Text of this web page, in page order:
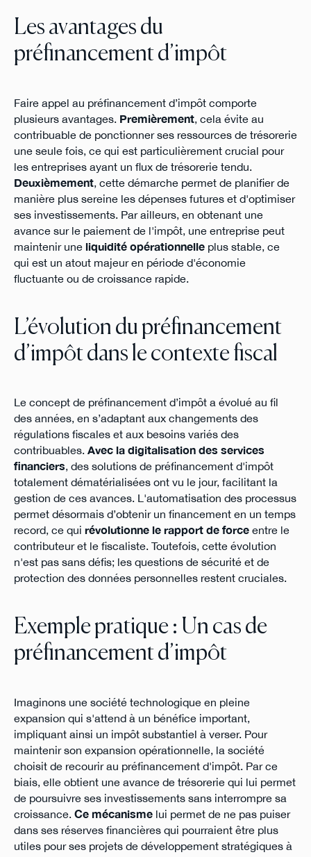
Les avantages du
préfinancement d’impôt
Faire appel au préfinancement d’impôt comporte
plusieurs avantages. Premièrement, cela évite au
contribuable de ponctionner ses ressources de trésorerie
une seule fois, ce qui est particulièrement crucial pour
les entreprises ayant un flux de trésorerie tendu.
Deuxièmement, cette démarche permet de planifier de
manière plus sereine les dépenses futures et d'optimiser
ses investissements. Par ailleurs, en obtenant une
avance sur le paiement de l'impôt, une entreprise peut
maintenir une liquidité opérationnelleplus stable, ce
qui est un atout majeur en période d'économie
fluctuante ou de croissance rapide.
L’évolution du préfinancement
d’impôt dans le contexte fiscal
Le concept de préfinancement d’impôt a évolué au fil
des années, en s’adaptant aux changements des
régulations fiscales et aux besoins variés des
contribuables. Avec la digitalisation des services
financiers, des solutions de préfinancement d'impôt
totalement dématérialisées ont vu le jour, facilitant la
gestion de ces avances. L'automatisation des processus
permet désormais d’obtenir un financement en un temps
record, ce qui révolutionne le rapport de forceentre le
contributeur et le fiscaliste. Toutefois, cette évolution
n'est pas sans défis; les questions de sécurité et de
protection des données personnelles restent cruciales.
Exemple pratique : Un cas de
préfinancement d’impôt
Imaginons une société technologique en pleine
expansion qui s'attend à un bénéfice important,
impliquant ainsi un impôt substantiel à verser. Pour
maintenir son expansion opérationnelle, la société
choisit de recourir au préfinancement d'impôt. Par ce
biais, elle obtient une avance de trésorerie qui lui permet
de poursuivre ses investissements sans interrompre sa
croissance. Ce mécanismelui permet de ne pas puiser
dans ses réserves financières qui pourraient être plus
utiles pour ses projets de développement stratégiques à